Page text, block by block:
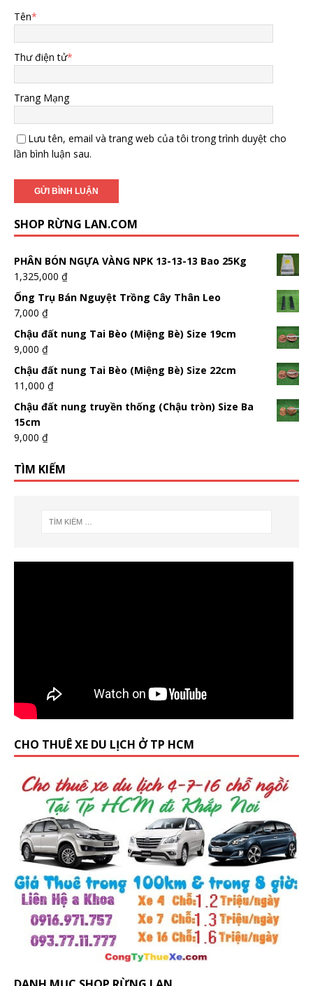
Tên*
Thư điện tử*
Trang Mạng
Lưu tên, email và trang web của tôi trong trình duyệt cho
lần bình luận sau.
SHOP RỪNG LAN.COM
PHÂN BÓN NGỰA VÀNG NPK 13-13-13 Bao 25Kg
1,325,000 ₫
Ống Trụ Bán Nguyệt Trồng Cây Thân Leo
7,000 ₫
Chậu đất nung Tai Bèo (Miệng Bè) Size 19cm
9,000 ₫
Chậu đất nung Tai Bèo (Miệng Bè) Size 22cm
11,000 ₫
Chậu đất nung truyền thống (Chậu tròn) Size Ba
15cm
9,000 ₫
TÌM KIẾM
CHO THUÊ XE DU LỊCH Ở TP HCM